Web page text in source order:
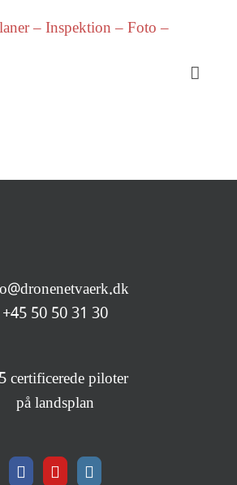
+45 50 50 31 30
certificerede piloter
på landsplan